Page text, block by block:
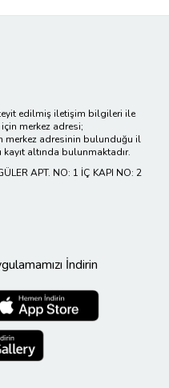
teyit edilmiş iletişim bilgileri ile
merkez adresi;
merkez adresinin bulunduğu il
altında bulunmaktadır.
APT. NO: 1 İÇ KAPI NO: 2
İndirin